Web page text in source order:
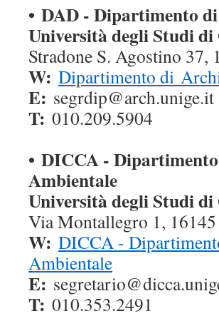
• DAD - Dipartimento
Università degli Studi di
Stradone S. Agostino 37,
W: Dipartimento di
E: segrdip@arch.unige.it
T: 010.209.5904
• DICCA -
Ambientale
Università degli Studi di
Via Montallegro 1, 16145
W: DICCA -
Ambientale
E:
T: 010.353.2491